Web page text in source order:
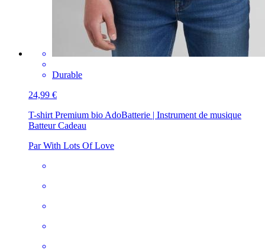
Durable
24,99 €
T-shirt Premium bio AdoBatterie | Instrument de musique
Batteur Cadeau
Par With Lots Of Love